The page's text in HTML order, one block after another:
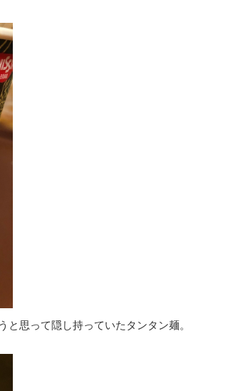
思って隠し持っていたタンタン麺。